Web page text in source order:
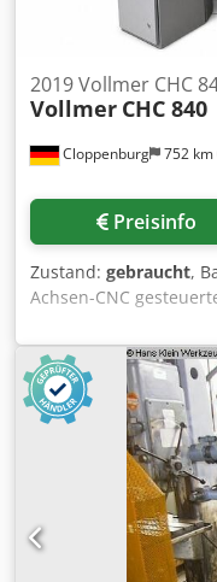
Cloppenburg 752 km
2019 Vollmer CHC
Vollmer CHC 840
Preisinfo
Zustand: gebraucht,
Achsen-CNC
automatischen
an
Vollverkleidung,
Zentralschmierung,
Maschinenlampe
Zentrierring 30 mm,
Brust und Rücken 1